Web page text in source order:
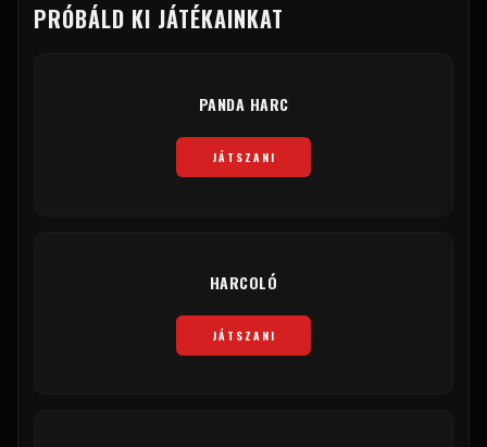
PRÓBÁLD KI JÁTÉKAINKAT
PANDA HARC
JÁTSZANI
HARCOLÓ
JÁTSZANI